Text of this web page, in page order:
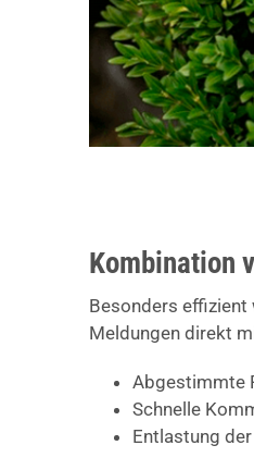
Kombination
Besonders effizient
Meldungen direkt
Abgestimmte
Schnelle
Entlastung